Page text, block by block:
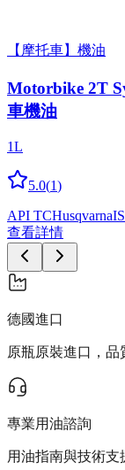
【摩托車】機油
Motorbike 2T
車機油
1L
5.0(1)
API TCHusqvarna
查看詳情
德國進口
原瓶原裝進口，品
專業用油諮詢
用油指南與技術支